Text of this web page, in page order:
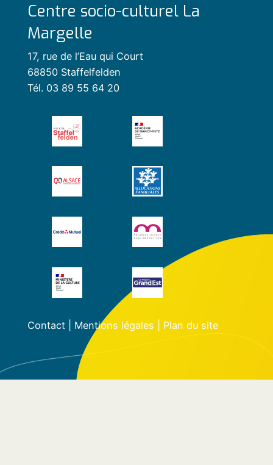
Centre socio-culturel La
Margelle
17, rue de l’Eau qui Court
68850 Staffelfelden
Tél. 03 89 55 64 20
Contact| Mentions légales Plan du site